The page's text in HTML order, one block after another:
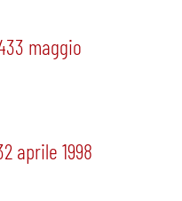
maggio
aprile 1998